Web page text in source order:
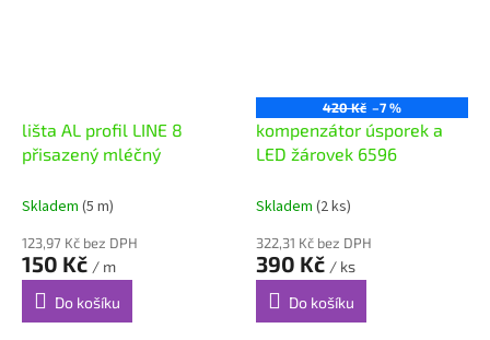
lišta AL profil LINE 8
přisazený mléčný
Skladem (5 m)
123,97 Kč bez DPH
150 Kč / m
Do košíku
420 Kč –7 %
kompenzátor úsporek a
LED žárovek 6596
Skladem (2 ks)
322,31 Kč bez DPH
390 Kč / ks
Do košíku